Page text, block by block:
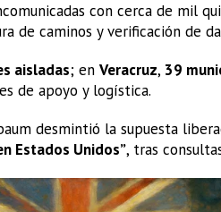
con cerca de mil
de caminos y verificación de
aisladas; en Veracruz, 39
de apoyo y logística.
desmintió la supuesta
Estados Unidos”, tras